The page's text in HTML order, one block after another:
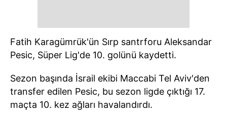
Fatih Karagümrük'ün Sırp santrforu Aleksandar
Pesic, Süper Lig'de 10. golünü kaydetti.
Sezon başında İsrail ekibi Maccabi Tel Aviv'den
transfer edilen Pesic, bu sezon ligde çıktığı 17.
maçta 10. kez ağları havalandırdı.